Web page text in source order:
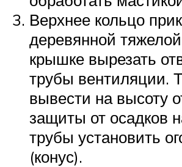
Верхнее кольцо
деревянной
крышке вырезать
трубы вентиляции.
вывести на высоту
защиты от осадков
трубы установить
(конус).